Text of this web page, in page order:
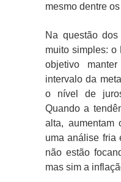
mesmo dentre
Na questão
muito simples: o
objetivo
intervalo da
o nível de
Quando a
alta, aumentam
uma análise fria
não estão
mas sim a